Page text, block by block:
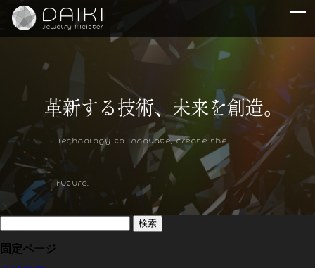
Technology to innovate, create the
future.
検
索:
固定ページ